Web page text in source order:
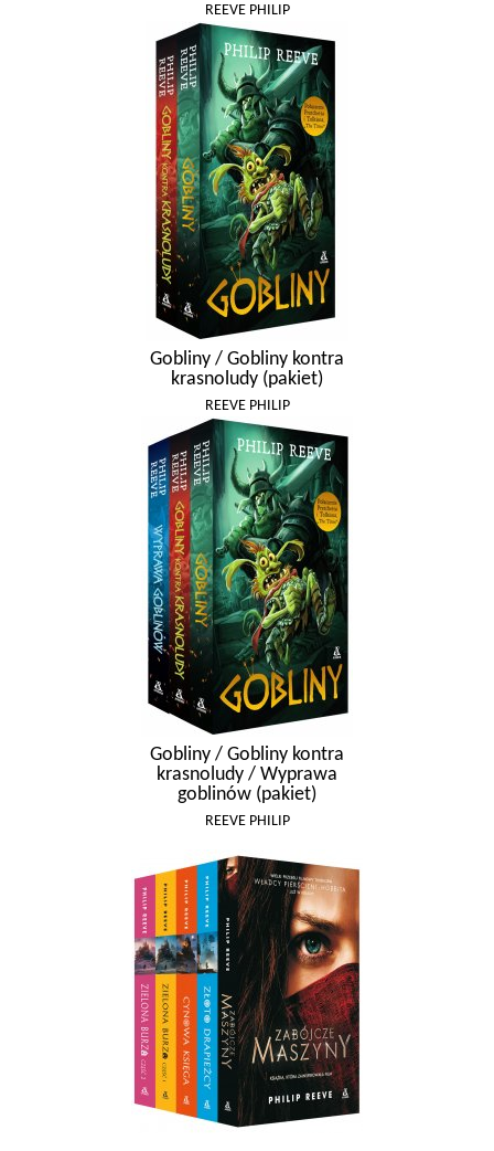
REEVE PHILIP
Gobliny / Gobliny kontra
krasnoludy (pakiet)
REEVE PHILIP
Gobliny / Gobliny kontra
krasnoludy / Wyprawa
goblinów (pakiet)
REEVE PHILIP